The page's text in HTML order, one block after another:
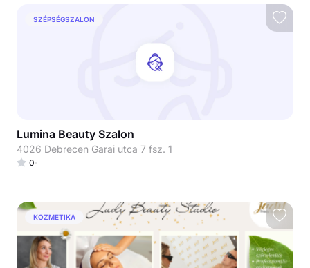
SZÉPSÉGSZALON
Lumina Beauty Szalon
4026 Debrecen Garai utca 7 fsz. 1
0
KOZMETIKA